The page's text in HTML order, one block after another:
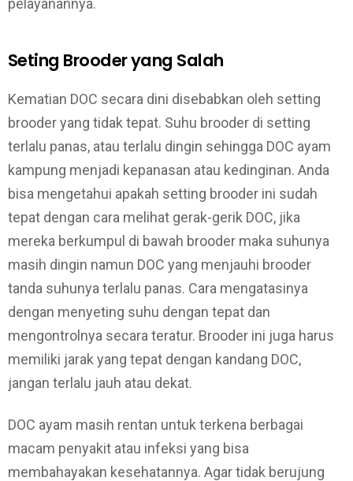
pelayanannya.
Seting Brooder yang Salah
Kematian DOC secara dini disebabkan oleh setting
brooder yang tidak tepat. Suhu brooder di setting
terlalu panas, atau terlalu dingin sehingga DOC ayam
kampung menjadi kepanasan atau kedinginan. Anda
bisa mengetahui apakah setting brooder ini sudah
tepat dengan cara melihat gerak-gerik DOC, jika
mereka berkumpul di bawah brooder maka suhunya
masih dingin namun DOC yang menjauhi brooder
tanda suhunya terlalu panas. Cara mengatasinya
dengan menyeting suhu dengan tepat dan
mengontrolnya secara teratur. Brooder ini juga harus
memiliki jarak yang tepat dengan kandang DOC,
jangan terlalu jauh atau dekat.
DOC ayam masih rentan untuk terkena berbagai
macam penyakit atau infeksi yang bisa
membahayakan kesehatannya. Agar tidak berujung